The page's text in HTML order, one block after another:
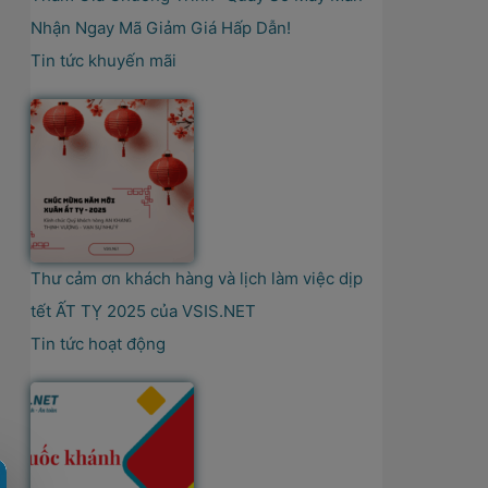
Nhận Ngay Mã Giảm Giá Hấp Dẫn!
Tin tức khuyến mãi
Thư cảm ơn khách hàng và lịch làm việc dịp
tết ẤT TỴ 2025 của VSIS.NET
Tin tức hoạt động